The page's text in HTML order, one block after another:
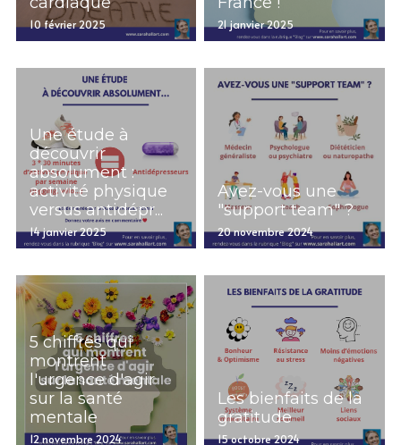
10 février 2025 21 janvier 2025
Une étude à
découvrir
absolument :
activité physique
versus antidépr...
14 janvier 2025
Avez-vous une
"support team" ?
20 novembre 2024
5 chiffres qui
montrent
l'urgence d'agir
sur la santé
mentale
12 novembre 2024
Les bienfaits de la
gratitude
15 octobre 2024